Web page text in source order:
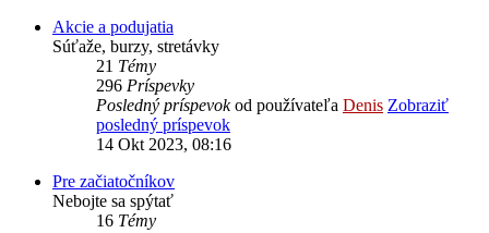
Akcie a podujatia
Súťaže, burzy, stretávky
21 Témy
296 Príspevky
Posledný príspevokod používateľa Denis Zobraziť
posledný príspevok
14 Okt 2023, 08:16
Pre začiatočníkov
Nebojte sa spýtať
16 Témy